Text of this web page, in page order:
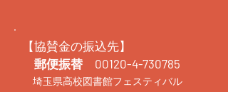
【協賛金の振込先】
郵便振替 00120-4-730785
埼玉県高校図書館フェスティバル